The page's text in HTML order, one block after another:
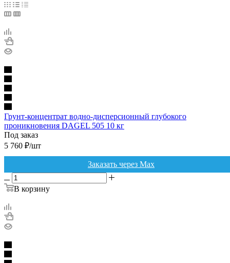
Грунт-концентрат водно-дисперсионный глубокого
проникновения DAGEL 505 10 кг
Под заказ
5 760 ₽/шт
Заказать через Max
В корзину